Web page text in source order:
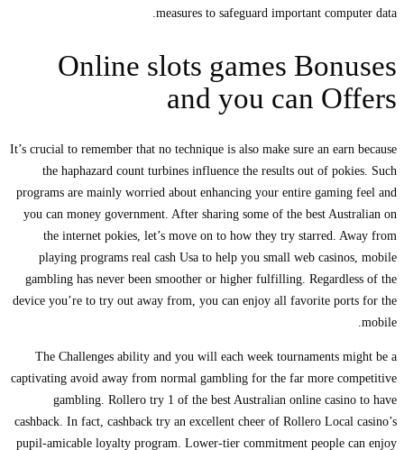
measures to safeguard important computer data.
Online slots games Bonuses
and you can Offers
It’s crucial to remember that no technique is also make sure an earn because
the haphazard count turbines influence the results out of pokies. Such
programs are mainly worried about enhancing your entire gaming feel and
you can money government. After sharing some of the best Australian on
the internet pokies, let’s move on to how they try starred. Away from
playing programs real cash Usa to help you small web casinos, mobile
gambling has never been smoother or higher fulfilling. Regardless of the
device you’re to try out away from, you can enjoy all favorite ports for the
mobile.
The Challenges ability and you will each week tournaments might be a
captivating avoid away from normal gambling for the far more competitive
gambling. Rollero try 1 of the best Australian online casino to have
cashback. In fact, cashback try an excellent cheer of Rollero Local casino’s
pupil-amicable loyalty program. Lower-tier commitment people can enjoy